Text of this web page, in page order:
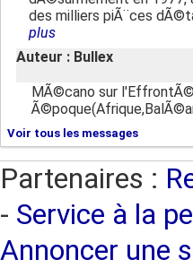
des milliers piÃ¨ces
plus
Auteur : Bullex
MÃ©cano sur
Voir tous les messages
Partenaires :
- Service à la
Annoncer une